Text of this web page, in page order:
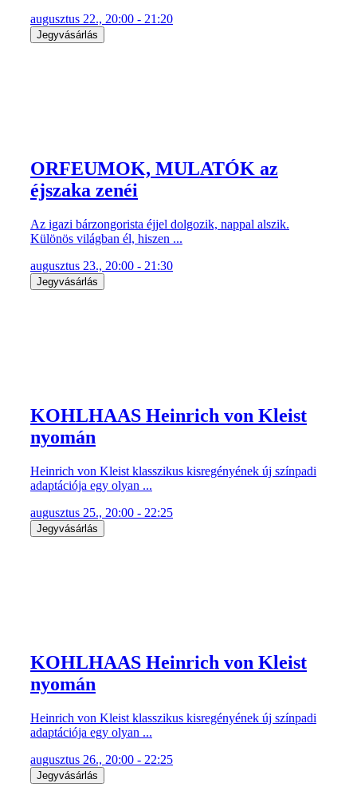
augusztus 22., 20:00 - 21:20
Jegyvásárlás
ORFEUMOK, MULATÓK az
éjszaka zenéi
Az igazi bárzongorista éjjel dolgozik, nappal alszik.
Különös világban él, hiszen ...
augusztus 23., 20:00 - 21:30
Jegyvásárlás
KOHLHAAS Heinrich von Kleist
nyomán
Heinrich von Kleist klasszikus kisregényének új színpadi
adaptációja egy olyan ...
augusztus 25., 20:00 - 22:25
Jegyvásárlás
KOHLHAAS Heinrich von Kleist
nyomán
Heinrich von Kleist klasszikus kisregényének új színpadi
adaptációja egy olyan ...
augusztus 26., 20:00 - 22:25
Jegyvásárlás